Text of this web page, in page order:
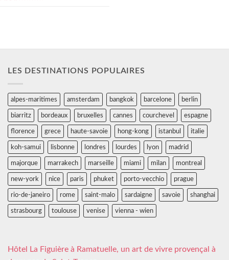
LES DESTINATIONS POPULAIRES
alpes-maritimes amsterdam bangkok barcelone berlin
biarritz bordeaux bruxelles cannes courchevel espagne
florence grece haute-savoie hong-kong istanbul italie
koh-samui lisbonne londres lourdes lyon madrid
majorque marrakech marseille miami milan montreal
new-york nice paris phuket porto-vecchio prague
rio-de-janeiro rome saint-malo sardaigne savoie shanghai
strasbourg toulouse venise vienna - wien
Hôtel La Figuière à Ramatuelle, un art de vivre provençal à